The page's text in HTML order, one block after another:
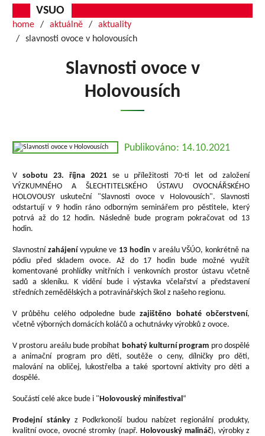
VSUO
home aktuálně
aktuality
slavnosti ovoce v holovousích
Slavnosti ovoce v
Holovousích
Publikováno: 14.10.2021
Vsobotu 23. října 2021se u příležitosti 70-ti let od založení
VÝZKUMNÉHO A ŠLECHTITELSKÉHO ÚSTAVU OVOCNÁŘSKÉHO
HOLOVOUSY uskuteční "Slavnosti ovoce v Holovousích". Slavnosti
odstartují v 9 hodin ráno odborným seminářem pro pěstitele, který
potrvá až do 12 hodin. Následně bude program pokračovat od 13
hodin.
Slavnostní zahájení vypukne ve 13 hodin v areálu VŠÚO, konkrétně na
pódiu před skladem ovoce. Až do 17 hodin bude možné využít
komentované prohlídky vnitřních i venkovních prostor ústavu včetně
sadů a skleníku. K vidění bude i výstavka včelařství a představení
středních zemědělských a potravinářských škol z našeho regionu.
V průběhu celého odpoledne bude zajištěno bohaté občerstvení,
včetně výborných domácích koláčů a ochutnávky výrobků z ovoce.
V prostoru areálu bude probíhat bohatý kulturní program pro dospělé
a animační program pro děti, soutěže o ceny, dílničky pro děti,
malování na obličej, lukostřelba a také sportovní aktivity pro děti a
dospělé.
Součástí celé akce bude i "Holovouský minifestival“
Prodejní stánkyz Podkrkonoší budou nabízet regionální produkty,
kvalitní ovoce, ovocné stromky (např. Holovouský malináč), výrobky z